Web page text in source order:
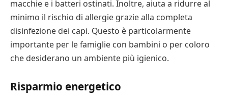
macchie e i batteri ostinati. Inoltre, aiuta a ridurre al
minimo il rischio di allergie grazie alla completa
disinfezione dei capi. Questo è particolarmente
importante per le famiglie con bambini o per coloro
che desiderano un ambiente più igienico.
Risparmio energetico